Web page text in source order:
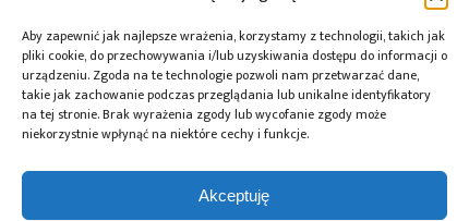
Aby zapewnić jak najlepsze wrażenia, korzystamy z technologii, takich jak
pliki cookie, do przechowywania i/lub uzyskiwania dostępu do informacji o
urządzeniu. Zgoda na te technologie pozwoli nam przetwarzać dane,
takie jak zachowanie podczas przeglądania lub unikalne identyfikatory
na tej stronie. Brak wyrażenia zgody lub wycofanie zgody może
niekorzystnie wpłynąć na niektóre cechy i funkcje.
Akceptuję